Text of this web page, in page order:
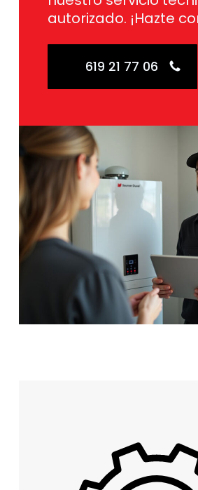
autorizado. ¡Hazte
619 21 77 06